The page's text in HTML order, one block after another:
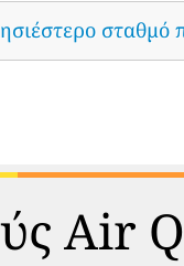
σταθμό
Air